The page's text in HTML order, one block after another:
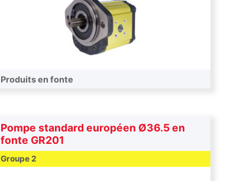
Produits en fonte
Pompe standard européen Ø36.5 en
fonte GR201
Groupe 2